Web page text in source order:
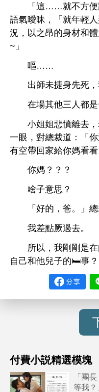
「
……就 方
語
曖昧，「就
況，以之昂
材
~」
嘔……
師未捷
先 ，
其
都
姐姐
憤
，對總裁
：「
空帶回
媽
媽？？？
啥子
？
「好
，爸。」
差點厥過
。
所以，
剛剛
自己
兒子 🛏️事？
付費小説精選模塊
「團
等我？